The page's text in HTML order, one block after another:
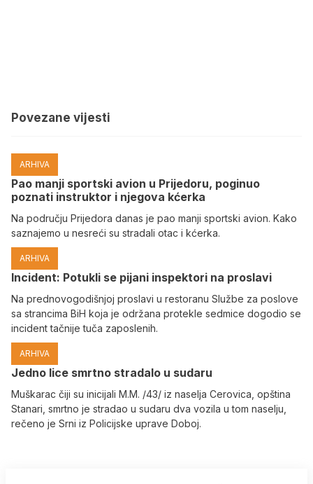
Povezane vijesti
ARHIVA
Pao manji sportski avion u Prijedoru, poginuo
poznati instruktor i njegova kćerka
Na području Prijedora danas je pao manji sportski avion. Kako
saznajemo u nesreći su stradali otac i kćerka.
ARHIVA
Incident: Potukli se pijani inspektori na proslavi
Na prednovogodišnjoj proslavi u restoranu Službe za poslove
sa strancima BiH koja je održana protekle sedmice dogodio se
incident tačnije tuča zaposlenih.
ARHIVA
Јedno lice smrtno stradalo u sudaru
Muškarac čiji su inicijali M.M. /43/ iz naselja Cerovica, opština
Stanari, smrtno je stradao u sudaru dva vozila u tom naselju,
rečeno je Srni iz Policijske uprave Doboj.